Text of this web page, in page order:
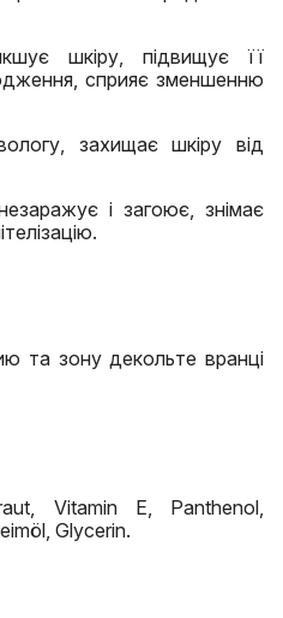
шкіру, підвищує її
сприяє зменшенню
захищає шкіру від
і загоює, знімає
та зону декольте вранці
Vitamin E, Panthenol,
Glycerin.